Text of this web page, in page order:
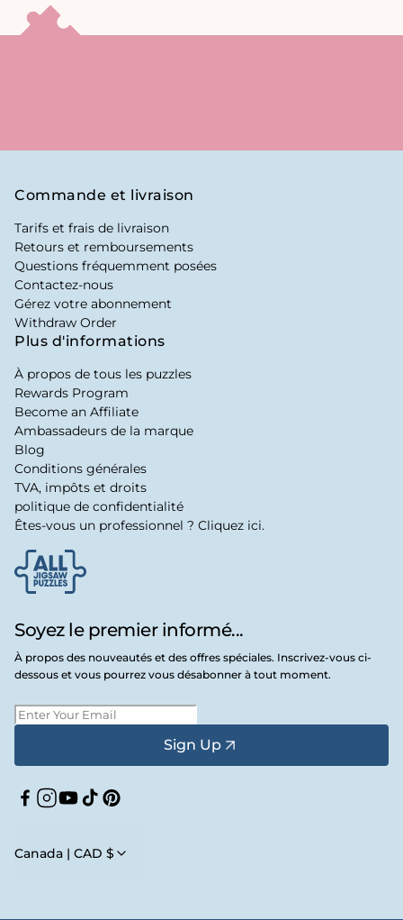
Soyez le premier informé...
À propos des nouveautés et des offres spéciales. Inscrivez-vous ci-
dessous et vous pourrez vous désabonner à tout moment.
Sign Up
Facebook
Instagram
YouTube
TikTokPinterest
Canada | CAD $
Commande et livraison
Tarifs et frais de livraison
Retours et remboursements
Questions fréquemment posées
Contactez-nous
Gérez votre abonnement
Withdraw Order
Plus d'informations
À propos de tous les puzzles
Rewards Program
Become an Affiliate
Ambassadeurs de la marque
Blog
Conditions générales
TVA, impôts et droits
politique de confidentialité
Êtes-vous un professionnel ? Cliquez ici.